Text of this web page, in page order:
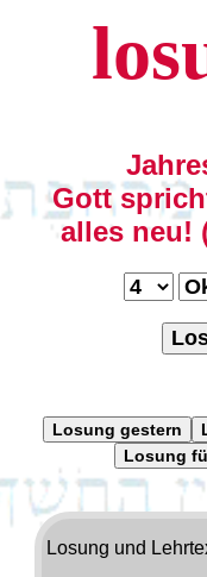
Gott
alles neu!
Losung gestern
Losung
Losung und